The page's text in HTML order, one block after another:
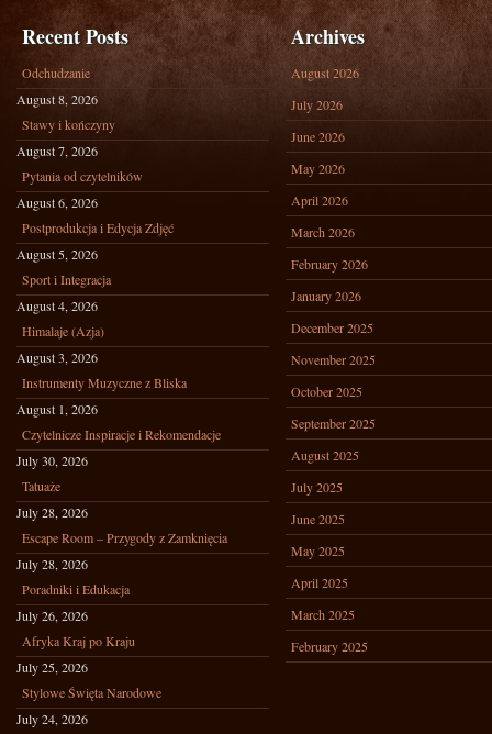
Recent Posts
Odchudzanie
August 8, 2026
Stawy i kończyny
August 7, 2026
Pytania od czytelników
August 6, 2026
Postprodukcja i Edycja Zdjęć
August 5, 2026
Sport i Integracja
August 4, 2026
Himalaje (Azja)
August 3, 2026
Instrumenty Muzyczne z Bliska
August 1, 2026
Czytelnicze Inspiracje i Rekomendacje
July 30, 2026
Tatuaże
July 28, 2026
Escape Room – Przygody z Zamknięcia
July 28, 2026
Poradniki i Edukacja
July 26, 2026
Afryka Kraj po Kraju
July 25, 2026
Stylowe Święta Narodowe
July 24, 2026
Archives
August 2026
July 2026
June 2026
May 2026
April 2026
March 2026
February 2026
January 2026
December 2025
November 2025
October 2025
September 2025
August 2025
July 2025
June 2025
May 2025
April 2025
March 2025
February 2025